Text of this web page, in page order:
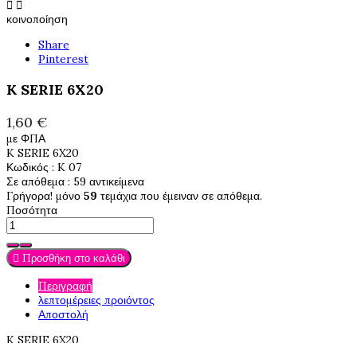
 
κοινοποίηση
Share
Pinterest
K SERIE 6X20
1,60 €
με ΦΠΑ
K SERIE 6X20
Κωδικός : K 07
Σε απόθεμα : 59 αντικείμενα
Γρήγορα! μόνο 59 τεμάχια που έμειναν σε απόθεμα.
Ποσότητα
 Προσθήκη στο καλάθι
Περιγραφή
λεπτομέρειες προιόντος
Αποστολή